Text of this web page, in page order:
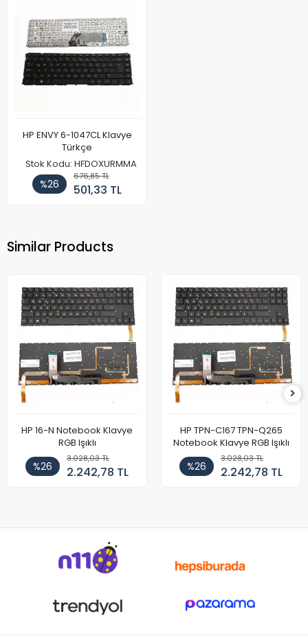
HP ENVY 6-1047CL Klavye
Türkçe
Stok Kodu: HFDOXURMMA
%26
676,85 TL
501,33 TL
Similar Products
HP 16-N Notebook Klavye
RGB Işıklı
%26
3.028,03 TL
2.242,78 TL
HP TPN-C167 TPN-Q265
Notebook Klavye RGB Işıklı
%26
3.028,03 TL
2.242,78 TL